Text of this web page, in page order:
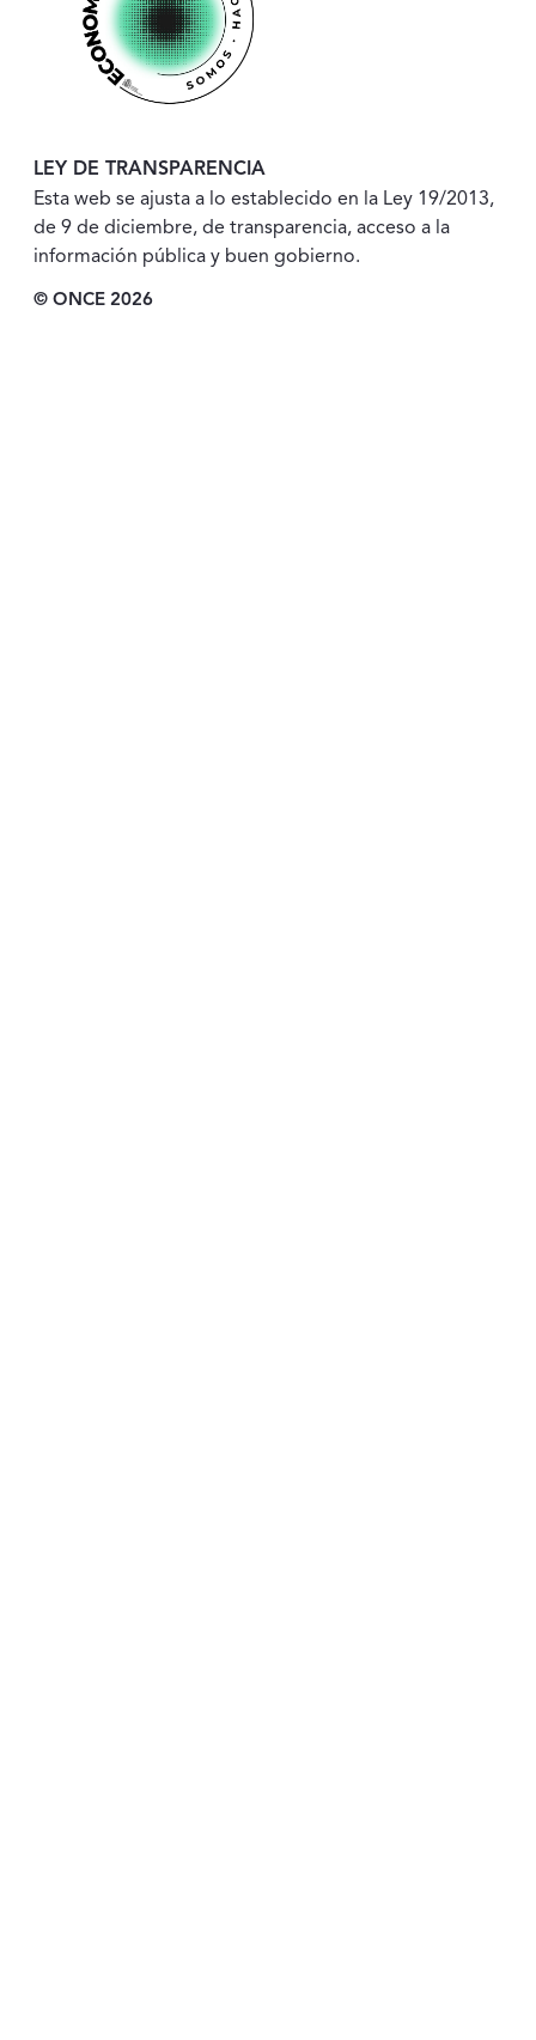
LEY DE TRANSPARENCIA
Esta web se ajusta a lo establecido en la Ley 19/2013,
de 9 de diciembre, de transparencia, acceso a la
información pública y buen gobierno.
© ONCE 2026